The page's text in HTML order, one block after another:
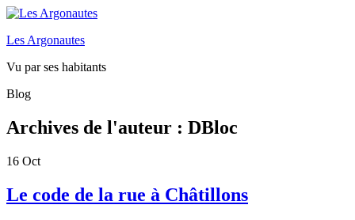
Les Argonautes
Vu par ses habitants
Blog
Archives de l'auteur : DBloc
16 Oct
Le code de la rue à Châtillons